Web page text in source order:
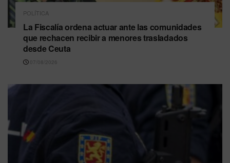
POLÍTICA
La Fiscalía ordena actuar ante las comunidades
que rechacen recibir a menores trasladados
desde Ceuta
07/08/2026